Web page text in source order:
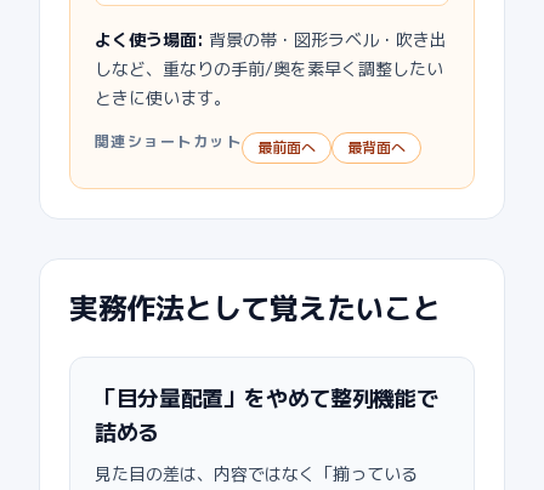
よく使う場面: 背景の帯・図形ラベル・吹き出
しなど、重なりの手前/奥を素早く調整したい
ときに使います。
関連ショートカット 最前面へ 最背面へ
実務作法として覚えたいこと
「目分量配置」をやめて整列機能で
詰める
見た目の差は、内容ではなく「揃っている